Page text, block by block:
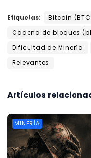
Etiquetas: Bitcoin
Cadena de bloques
Dificultad de Minería
Relevantes
Artículos
MINERÍA